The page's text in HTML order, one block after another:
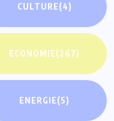
CULTURE(4)
ECONOMIE(267)
ENERGIE(5)